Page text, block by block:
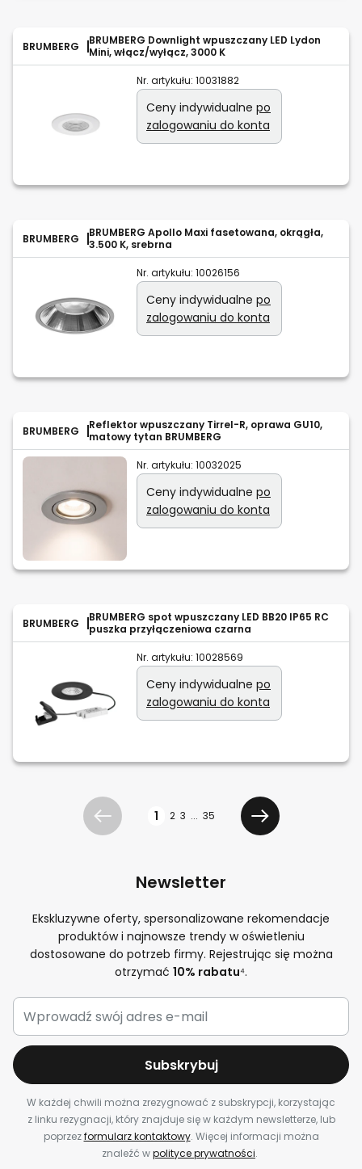
BRUMBERG
BRUMBERG Downlight wpuszczany LED Lydon
Mini, włącz/wyłącz, 3000 K
Nr. artykułu: 10031882
Ceny indywidualne po
zalogowaniu do konta
BRUMBERG
BRUMBERG Apollo Maxi fasetowana, okrągła,
3.500 K, srebrna
Nr. artykułu: 10026156
Ceny indywidualne po
zalogowaniu do konta
BRUMBERG
Reflektor wpuszczany Tirrel-R, oprawa GU10,
matowy tytan BRUMBERG
Nr. artykułu: 10032025
Ceny indywidualne po
zalogowaniu do konta
BRUMBERG
BRUMBERG spot wpuszczany LED BB20 IP65 RC
puszka przyłączeniowa czarna
Nr. artykułu: 10028569
Ceny indywidualne po
zalogowaniu do konta
Poprzedni 1 2 3 ... 35
Dalej
Newsletter
Ekskluzywne oferty, spersonalizowane rekomendacje
produktów i najnowsze trendy w oświetleniu
dostosowane do potrzeb firmy. Rejestrując się można
otrzymać 10% rabatu⁴.
Subskrybuj
W każdej chwili można zrezygnować z subskrypcji, korzystając
z linku rezygnacji, który znajduje się w każdym newsletterze, lub
poprzezformularz kontaktowy. Więcej informacji można
znaleźć wpolityce prywatności.